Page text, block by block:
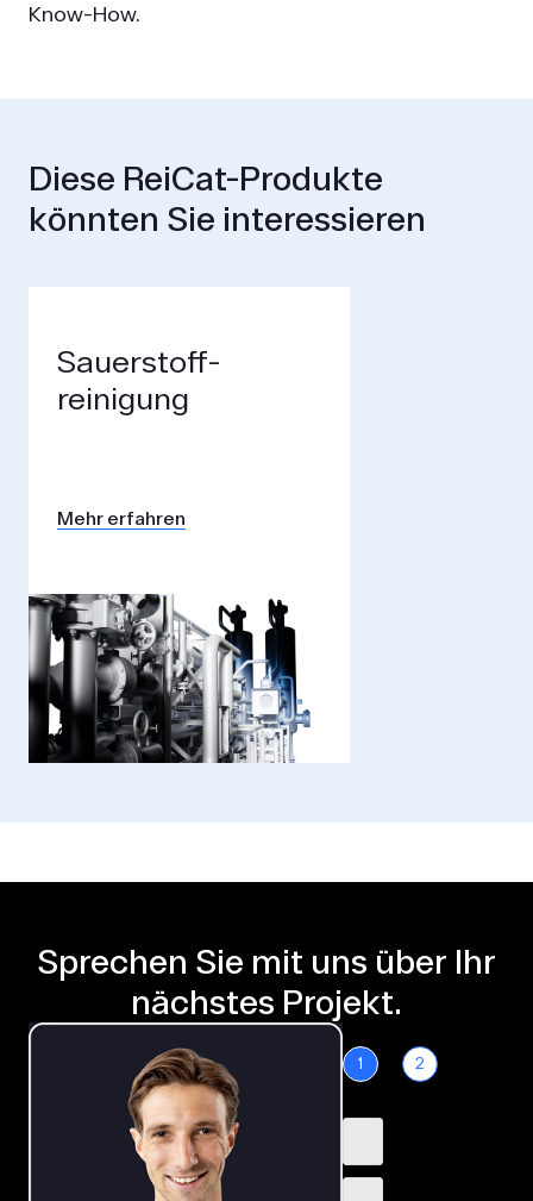
Know-How.
Diese ReiCat-Produkte
könnten Sie interessieren
Sauerstoff­
reinigung
Mehr erfahren
Sprechen Sie mit uns über Ihr
nächstes Projekt.
1 2